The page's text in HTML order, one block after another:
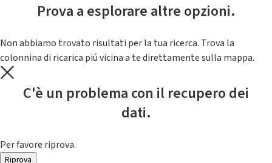
Prova a esplorare altre opzioni.
Non abbiamo trovato risultati per la tua ricerca. Trova la
colonnina di ricarica piú vicina a te direttamente sulla mappa.
C'è un problema con il recupero dei
dati.
Per favore riprova.
Riprova